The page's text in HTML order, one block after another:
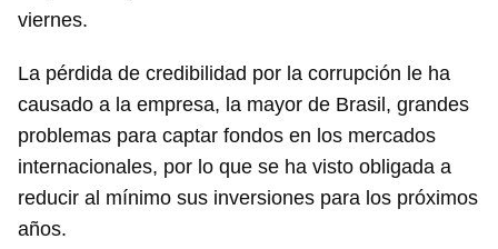
viernes.
La pérdida de credibilidad por la corrupción le ha
causado a la empresa, la mayor de Brasil, grandes
problemas para captar fondos en los mercados
internacionales, por lo que se ha visto obligada a
reducir al mínimo sus inversiones para los próximos
años.